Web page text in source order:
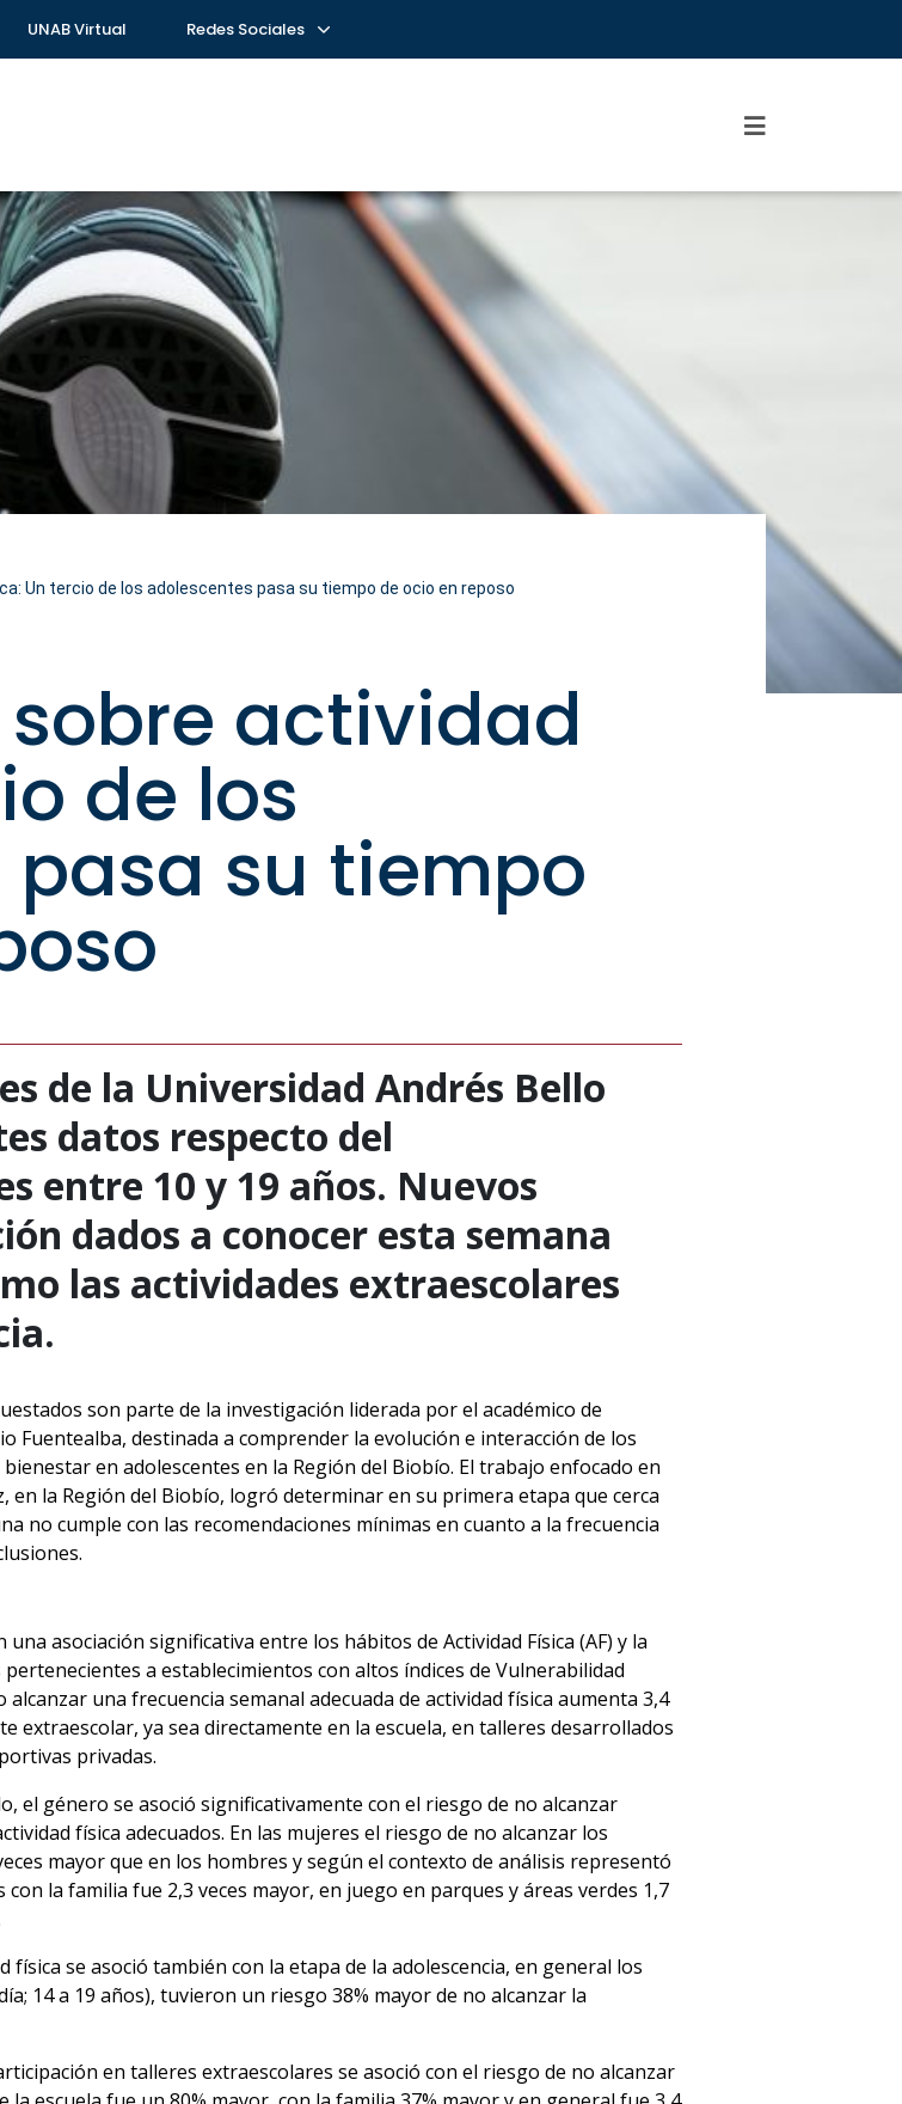
UNAB Virtual Redes Sociales
Un tercio de los adolescentes pasa su tiempo de ocio en reposo
sobre actividad
de los
su tiempo
de la Universidad Andrés Bello
datos respecto del
entre 10 y 19 años. Nuevos
dados a conocer esta semana
las actividades extraescolares
son parte de la investigación liderada por el académico de
Fuentealba, destinada a comprender la evolución e interacción de los
en adolescentes en la Región del Biobío. El trabajo enfocado en
en la Región del Biobío, logró determinar en su primera etapa que cerca
no cumple con las recomendaciones mínimas en cuanto a la frecuencia
asociación significativa entre los hábitos de Actividad Física (AF) y la
a establecimientos con altos índices de Vulnerabilidad
alcanzar una frecuencia semanal adecuada de actividad física aumenta 3,4
extraescolar, ya sea directamente en la escuela, en talleres desarrollados
privadas.
el género se asoció significativamente con el riesgo de no alcanzar
física adecuados. En las mujeres el riesgo de no alcanzar los
mayor que en los hombres y según el contexto de análisis representó
la familia fue 2,3 veces mayor, en juego en parques y áreas verdes 1,7
se asoció también con la etapa de la adolescencia, en general los
14 a 19 años), tuvieron un riesgo 38% mayor de no alcanzar la
en talleres extraescolares se asoció con el riesgo de no alcanzar